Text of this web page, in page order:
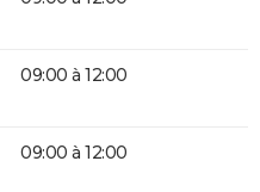
09:00 à 12:00
09:00 à 12:00